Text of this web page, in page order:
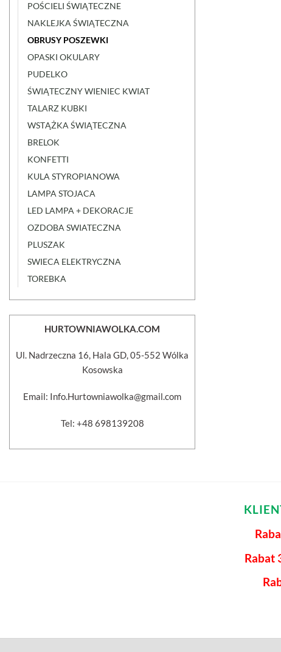
POŚCIELI ŚWIĄTECZNE
NAKLEJKA ŚWIĄTECZNA
OBRUSY POSZEWKI
OPASKI OKULARY
PUDELKO
ŚWIĄTECZNY WIENIEC KWIAT
TALARZ KUBKI
WSTĄŻKA ŚWIĄTECZNA
BRELOK
KONFETTI
KULA STYROPIANOWA
LAMPA STOJACA
LED LAMPA + DEKORACJE
OZDOBA SWIATECZNA
PLUSZAK
SWIECA ELEKTRYCZNA
TOREBKA
HURTOWNIAWOLKA.COM
Ul. Nadrzeczna 16, Hala GD, 05-552 Wólka
Kosowska
Email: Info.Hurtowniawolka@gmail.com
Tel: +48 698139208
Rabat